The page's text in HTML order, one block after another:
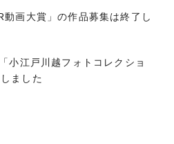
画大賞」の作品募集は終了し
小江戸川越フォトコレクショ
ました